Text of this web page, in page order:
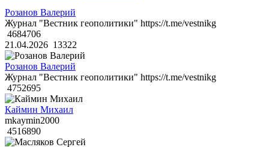
Розанов Валерий
Журнал "Вестник геополитики" https://t.me/vestnikg
4684706
21.04.2026 13322
Розанов Валерий
Журнал "Вестник геополитики" https://t.me/vestnikg
4752695
Каймин Михаил
mkaymin2000
4516890